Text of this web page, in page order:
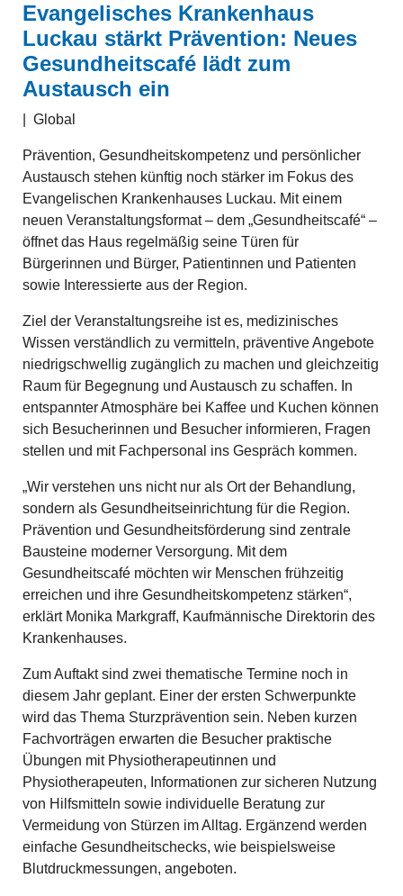
Evangelisches Krankenhaus
Luckau stärkt Prävention: Neues
Gesundheitscafé lädt zum
Austausch ein
Global
Prävention, Gesundheitskompetenz und persönlicher
Austausch stehen künftig noch stärker im Fokus des
Evangelischen Krankenhauses Luckau. Mit einem
neuen Veranstaltungsformat – dem „Gesundheitscafé“ –
öffnet das Haus regelmäßig seine Türen für
Bürgerinnen und Bürger, Patientinnen und Patienten
sowie Interessierte aus der Region.
Ziel der Veranstaltungsreihe ist es, medizinisches
Wissen verständlich zu vermitteln, präventive Angebote
niedrigschwellig zugänglich zu machen und gleichzeitig
Raum für Begegnung und Austausch zu schaffen. In
entspannter Atmosphäre bei Kaffee und Kuchen können
sich Besucherinnen und Besucher informieren, Fragen
stellen und mit Fachpersonal ins Gespräch kommen.
„Wir verstehen uns nicht nur als Ort der Behandlung,
sondern als Gesundheitseinrichtung für die Region.
Prävention und Gesundheitsförderung sind zentrale
Bausteine moderner Versorgung. Mit dem
Gesundheitscafé möchten wir Menschen frühzeitig
erreichen und ihre Gesundheitskompetenz stärken“,
erklärt Monika Markgraff, Kaufmännische Direktorin des
Krankenhauses.
Zum Auftakt sind zwei thematische Termine noch in
diesem Jahr geplant. Einer der ersten Schwerpunkte
wird das Thema Sturzprävention sein. Neben kurzen
Fachvorträgen erwarten die Besucher praktische
Übungen mit Physiotherapeutinnen und
Physiotherapeuten, Informationen zur sicheren Nutzung
von Hilfsmitteln sowie individuelle Beratung zur
Vermeidung von Stürzen im Alltag. Ergänzend werden
einfache Gesundheitschecks, wie beispielsweise
Blutdruckmessungen, angeboten.